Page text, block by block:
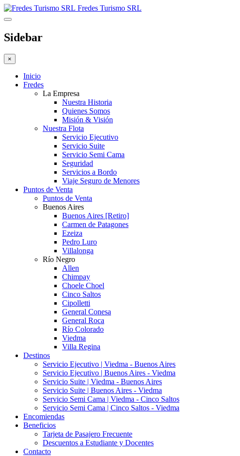
Fredes Turismo SRL
Sidebar
×
Inicio
Fredes
La Empresa
Nuestra Historia
Quienes Somos
Misión & Visión
Nuestra Flota
Servicio Ejecutivo
Servicio Suite
Servicio Semi Cama
Seguridad
Servicios a Bordo
Viaje Seguro de Menores
Puntos de Venta
Puntos de Venta
Buenos Aires
Buenos Aires [Retiro]
Carmen de Patagones
Ezeiza
Pedro Luro
Villalonga
Río Negro
Allen
Chimpay
Choele Choel
Cinco Saltos
Cipolletti
General Conesa
General Roca
Río Colorado
Viedma
Villa Regina
Destinos
Servicio Ejecutivo | Viedma - Buenos Aires
Servicio Ejecutivo | Buenos Aires - Viedma
Servicio Suite | Viedma - Buenos Aires
Servicio Suite | Buenos Aires - Viedma
Servicio Semi Cama | Viedma - Cinco Saltos
Servicio Semi Cama | Cinco Saltos - Viedma
Encomiendas
Beneficios
Tarjeta de Pasajero Frecuente
Descuentos a Estudiante y Docentes
Contacto